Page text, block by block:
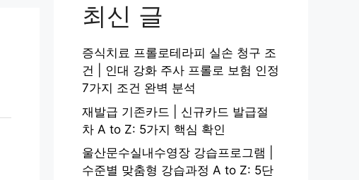
최신 글
증식치료 프롤로테라피 실손 청구 조
건 | 인대 강화 주사 프롤로 보험 인정
7가지 조건 완벽 분석
재발급 기존카드 | 신규카드 발급절
차 A to Z: 5가지 핵심 확인
울산문수실내수영장 강습프로그램 |
수준별 맞춤형 강습과정 A to Z: 5단